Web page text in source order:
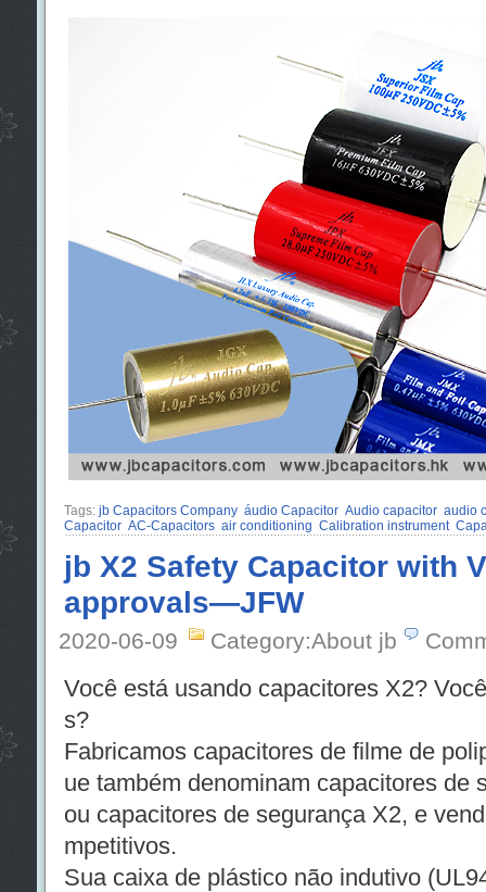
Tags: jb Capacitors Company áudio Capacitor Audio capacitor audio
Capacitor AC-Capacitors air conditioning Calibration instrument
jb X2 Safety Capacitor with
approvals—JFW
2020-06-09 Category:About jb
Você está usando capacitores X2?
s?
Fabricamos capacitores de filme de
ue também denominam capacitores de
ou capacitores de segurança X2, e
mpetitivos.
Sua caixa de plástico não indutivo